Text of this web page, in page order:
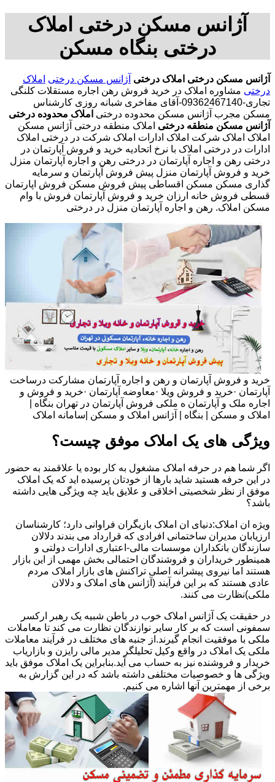
آژانس مسکن درختی املاک
درختی بنگاه مسکن
آژانس مسکن درختی املاک درختی آژانس مسکن درختی املاک
درختی مشاوره املاک در خرید فروش رهن اجاره مستقلات کلنگی
تجاری-09362467140-آقای مفاخری شبانه روزی کارشناس
مسکن مجرب آژانس مسکن محدوده درختی املاک محدوده درختی
آژانس مسکن منطقه درختی املاک منطقه درختی آژانس مسکن
املاک املاک شرکت املاک ادارات املاک شرکت در درختی املاک
ادارات در درختی املاک با نرخ اتحادیه خرید و فروش آپارتمان در
درختی رهن و اجاره آپارتمان در درختی رهن و اجاره آپارتمان منزل
خرید و فروش آپارتمان منزل پیش فروش آپارتمان و سرمایه
گذاری مسکن مسکن اقساطی پیش فروش مسکن فروش اپارتمان
قسطی فروش خانه ارزان خرید و فروش آپارتمان فروش با وام
مسکن املاک. رهن و اجاره آپارتمان منزل در درختی
خرید و فروش آپارتمان و رهن و اجاره آپارتمان مشارکت درساخت
آپارتمان ·خرید و فروش ویلا ·معاوضه آپارتمان ·خرید و فروش و
اجاره ملک و آپارتمان ه ملکی فروش آپارتمان در تهران بنگاه |
املاک و مسکن | بنگاه | آژانس املاک و مسکن |سامانه املاک
ویژگی های یک املاک موفق چیست؟
اگر شما هم در حرفه املاک مشغول به کار بوده یا علاقمند به حضور
در این حرفه هستید شاید بارها از خودتان پرسیده اید که یک املاک
موفق از نظر شخصیتی اخلاقی و علایق باید چه ویژگی هایی داشته
باشد؟
ویژه ان املاک:دنیای ان املاک بازیگران فراوانی دارد؛ کارشناسان
ارزیابان مدیران ساختمانی افرادی که قرارداد می بندند دلالان
سازندگان بانکداران موسسات مالی-اعتباری ادارات دولتی و
همینطور خریداران و فروشندگان احتمالی بخش مهمی از این بازار
هستند اما نیروی پیشرانه اصلی تراکنش های بازار املاک مردم
عادی هستند که بر این فرآیند (آژانس های املاک و دلالان
ملکی)نظارت می کنند.
در حقیقت یک آژانس املاک خوب در باطن شبیه یک رهبر ارکسر
سمفونی است که بر کار سایر نوازندگان نظارت می کند تا معاملات
ملکی با موفقیت انجام گیرند.از جنبه های مختلف در فرآیند معاملات
ملکی یک املاک در واقع وکیل تحلیلگر مدیر مالی رایزن و بازاریاب
خریدار و فروشنده نیز به حساب می آید.بنابراین یک املاک موفق باید
ویژگی ها و خصوصیات مختلفی داشته باشد که در این گزارش به
برخی از مهمترین آنها اشاره می کنیم.